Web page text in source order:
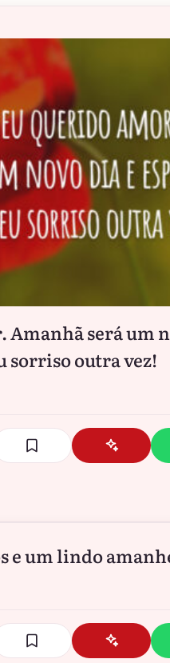
Amanhã será um
sorriso outra vez!
e um lindo